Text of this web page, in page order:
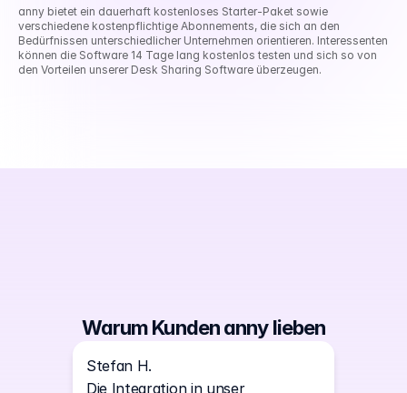
anny bietet ein dauerhaft kostenloses Starter-Paket sowie
verschiedene kostenpflichtige Abonnements, die sich an den
Bedürfnissen unterschiedlicher Unternehmen orientieren. Interessenten
können die Software 14 Tage lang kostenlos testen und sich so von
den Vorteilen unserer Desk Sharing Software überzeugen.
Warum Kunden anny lieben
Stefan H.
Die Integration in unser